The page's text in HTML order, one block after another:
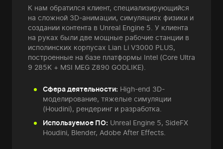
К нам обратился клиент, специализирующийся
на сложной 3D-анимации, симуляциях физики и
создании контента в Unreal Engine 5. У клиента
на руках были две мощные рабочие станции в
исполинских корпусах Lian Li V3000 PLUS,
построенные на базе платформы Intel (Core Ultra
9 285K + MSI MEG Z890 GODLIKE).
Сфера деятельности: High-end 3D-
моделирование, тяжелые симуляции
(Houdini), рендеринг и разработка.
Используемое ПО: Unreal Engine 5, SideFX
Houdini, Blender, Adobe After Effects.